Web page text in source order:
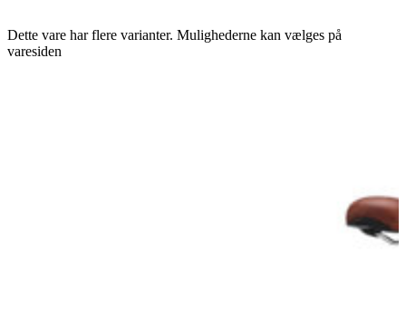
Dette vare har flere varianter. Mulighederne kan vælges på
varesiden